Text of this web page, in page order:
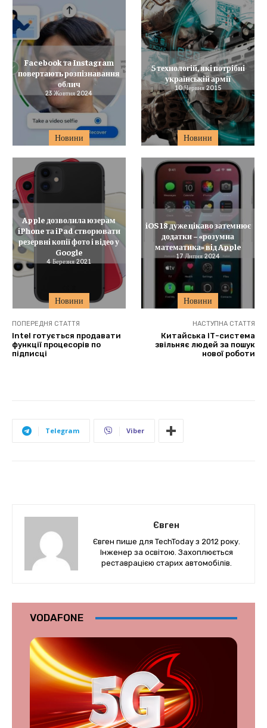
Новини
Facebook та Instagram
повертають розпізнавання
облич
23 Жовтня 2024
Новини
5 технологій, які потрібні
українській армії
10 Червня 2015
Новини
Apple дозволила юзерам
iPhone та iPad створювати
резервні копії фото і відео у
Google
4 Березня 2021
Новини
iOS 18 дуже цікаво затемнює
додатки – «розумна
математика» від Apple
17 Липня 2024
ПОПЕРЕДНЯ СТАТТЯ
Intel готується продавати
функції процесорів по
підписці
НАСТУПНА СТАТТЯ
Китайська ІТ-система
звільняє людей за пошук
нової роботи
Telegram Viber
Євген
Євген пише для TechToday з 2012 року.
Інженер за освітою. Захоплюється
реставрацією старих автомобілів.
VODAFONE